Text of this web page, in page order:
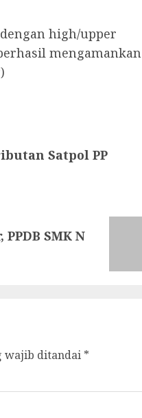
high/upper
mengamankan
Satpol PP
SMK N
wajib ditandai *